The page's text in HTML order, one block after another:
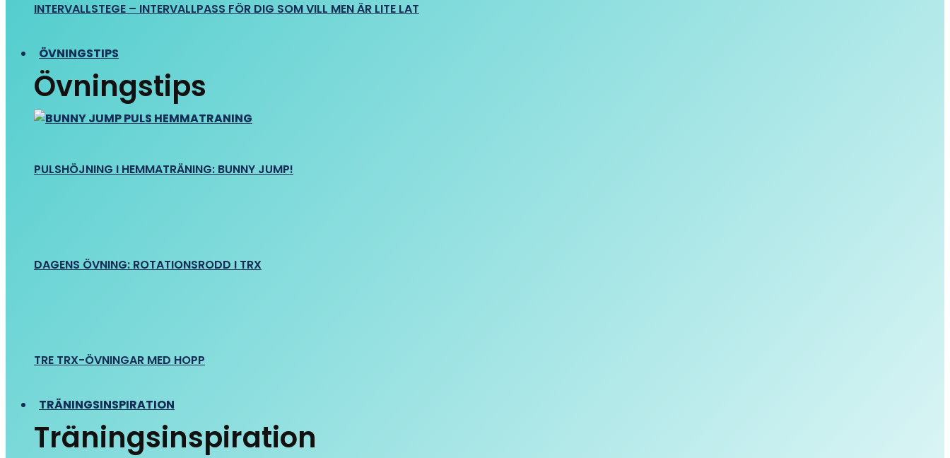
INTERVALLSTEGE – INTERVALLPASS FÖR DIG SOM VILL MEN ÄR LITE LAT
ÖVNINGSTIPS
Övningstips
PULSHÖJNING I HEMMATRÄNING: BUNNY JUMP!
DAGENS ÖVNING: ROTATIONSRODD I TRX
TRE TRX-ÖVNINGAR MED HOPP
TRÄNINGSINSPIRATION
Träningsinspiration